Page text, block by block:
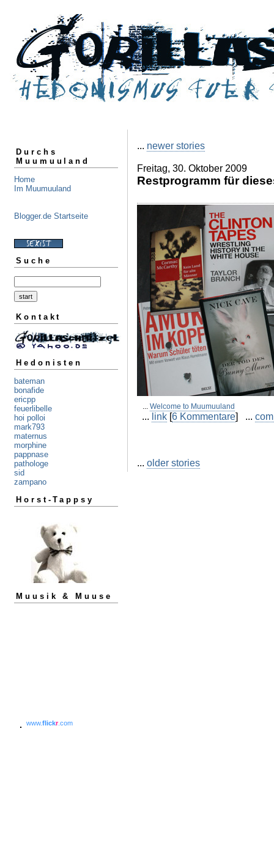
Durchs
Muumuuland
Home
Im Muumuuland
Blogger.de Startseite
Suche
Kontakt
Hedonisten
bateman
bonafide
ericpp
feuerlibelle
hoi polloi
mark793
maternus
morphine
pappnase
pathologe
sid
zampano
Horst-Tappsy
Muusik & Muuse
www.flickr.com
... newer stories
Freitag, 30. Oktober 2009
Restprogramm für
... Welcome to Muumuuland
... link [6 Kommentare] ...
... older stories